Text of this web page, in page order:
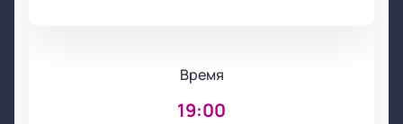
Время
19:00